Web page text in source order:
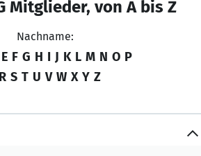
Mitglieder, von A bis Z
Nachname:
E F G H I J K L M N O P
R S T U V W X Y Z